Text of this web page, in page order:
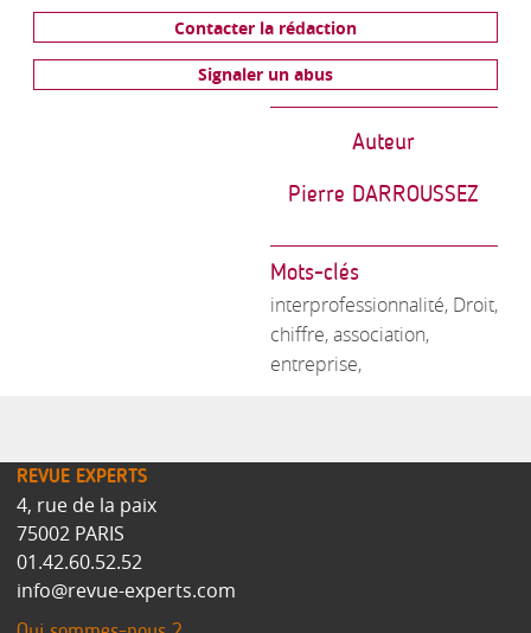
Contacter la rédaction
Signaler un abus
Auteur
Pierre DARROUSSEZ
Mots-clés
interprofessionnalité, Droit,
chiffre, association,
entreprise,
REVUE EXPERTS
4, rue de la paix
75002 PARIS
01.42.60.52.52
info@revue-experts.com